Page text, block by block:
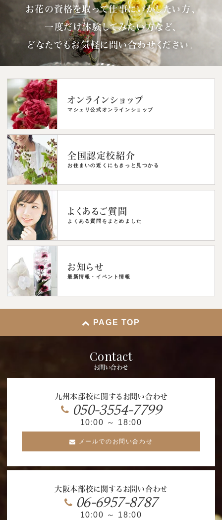
お花の資格を取って仕事にいかしたい方、
一度だけ体験してみたい方など、
どなたでもお気軽に問い合わせください。
オンラインショップ
マシェリ公式オンラインショップ
全国認定校紹介
お住まいの近くにもきっと見つかる
よくあるご質問
よくある質問をまとめました
お知らせ
最新情報・イベント情報
PAGE TOP
Contact
お問い合わせ
九州本部校に関するお問い合わせ
050-3554-7799
10:00 ～ 18:00
メールでのお問い合わせ
大阪本部校に関するお問い合わせ
06-6957-8787
10:00 ～ 18:00